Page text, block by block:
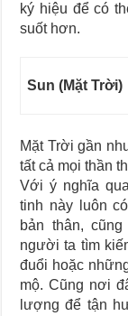
ký hiệu để có
suốt hơn.
Sun (Mặt Trời)
Mặt Trời gần
tất cả mọi thần
Với ý nghĩa
tinh này luôn
bản thân,
người ta tìm
đuổi hoặc
mộ. Cũng nơi
lượng để tận